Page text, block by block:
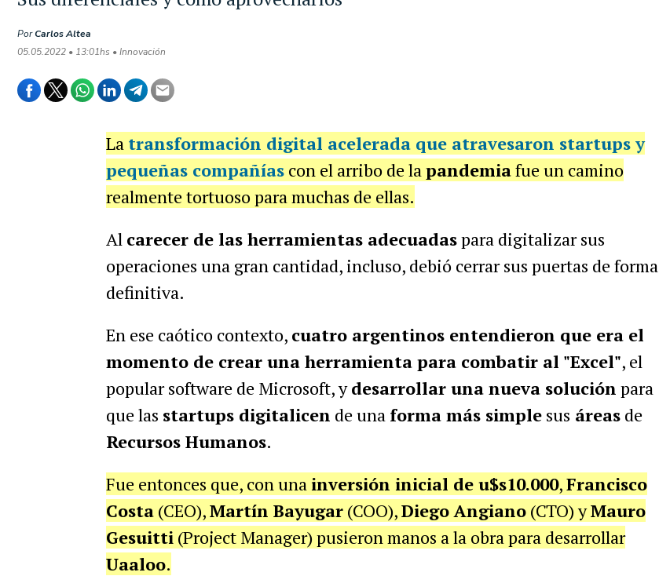
PorCarlos Altea
05.05.2022 • 13:01hs • Innovación
La transformación digital acelerada que atravesaron startups y
pequeñas compañíascon el arribo de lapandemiafue un camino
realmente tortuoso para muchas de ellas.
Al carecer de las herramientas adecuadaspara digitalizar sus
operaciones una gran cantidad, incluso, debió cerrar sus puertas de forma
definitiva.
En ese caótico contexto, cuatro argentinos entendieron que era el
momento de crear una herramienta para combatir al "Excel", el
popular software de Microsoft, ydesarrollar una nueva solución para
que las startups digitalicen de una forma más simplesus áreasde
Recursos Humanos.
Fue entonces que, con una inversión inicial de u$s10.000,Francisco
Costa(CEO),Martín Bayugar(COO),Diego Angiano(CTO) yMauro
Gesuitti(Project Manager) pusieron manos a la obra para desarrollar
Uaaloo.